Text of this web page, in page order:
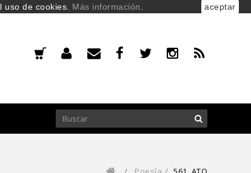
de cookies. Más información aceptar